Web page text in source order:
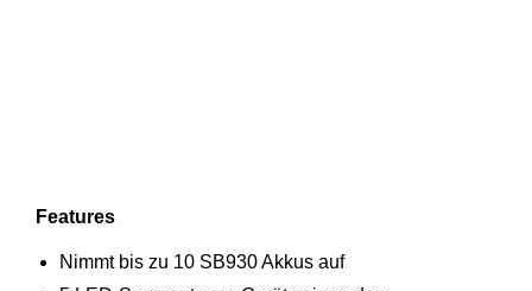
Features
Nimmt bis zu 10 SB930 Akkus auf